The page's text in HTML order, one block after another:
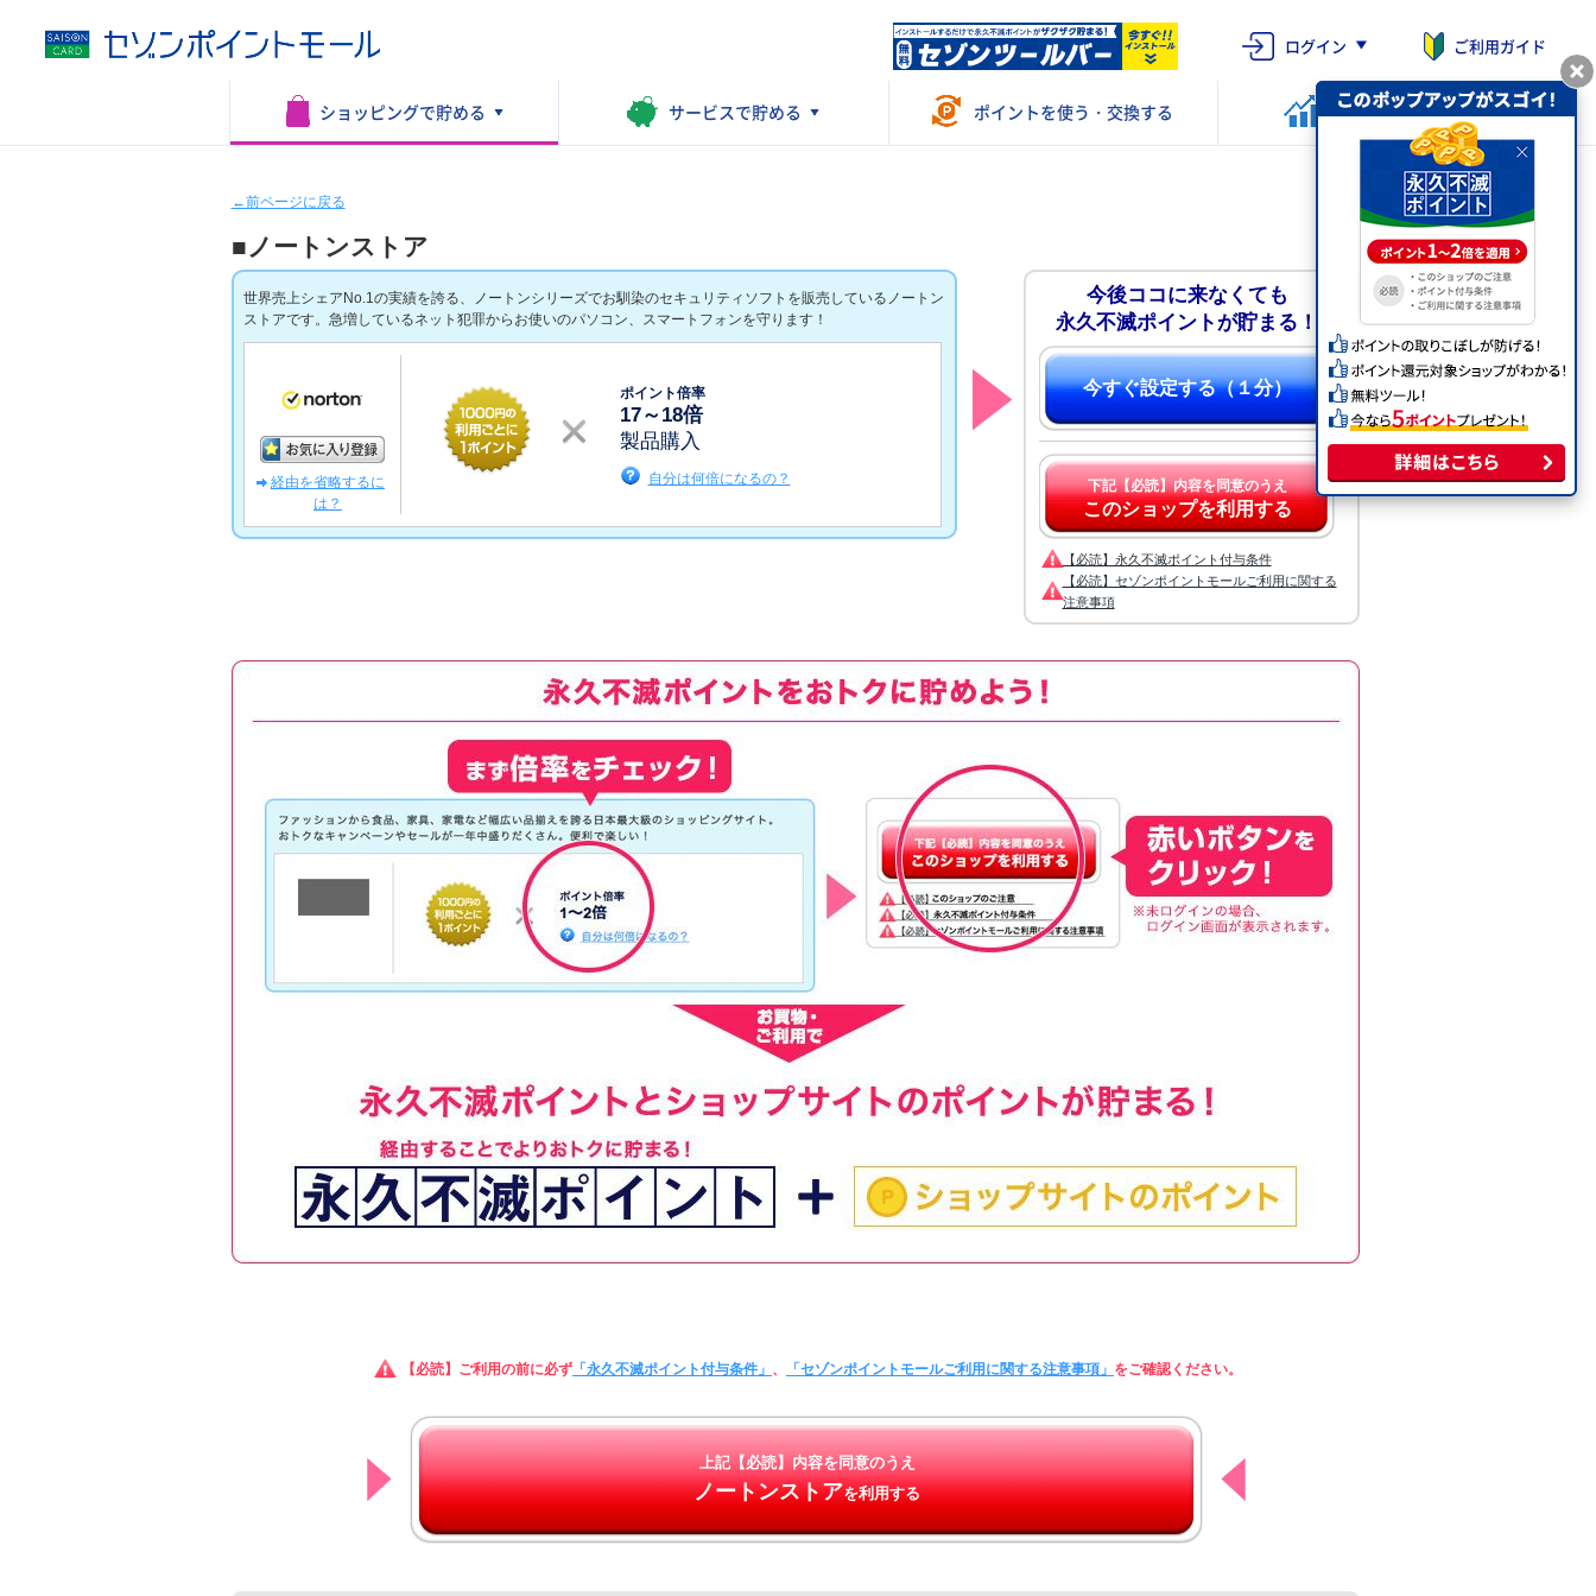
ログイン ご利用ガイド
ショッピングで貯める サービスで貯める ポイントを使う・交換する ポイントを運用する
←前ページに戻る
■ノートンストア
世界売上シェアNo.1の実績を誇る、ノートンシリーズでお馴染のセキュリティソフトを販売しているノートン
ストアです。急増しているネット犯罪からお使いのパソコン、スマートフォンを守ります！
経由を省略するに
は？
ポイント倍率
17～ 18倍
製品購入
自分は何倍になるの？
今後ココに来なくても
永久不滅ポイントが貯まる！
今すぐ設定する（１分）
下記【必読】内容を同意のうえ
このショップを利用する
【必読】永久不滅ポイント付与条件
【必読】セゾンポイントモールご利用に関する
注意事項
【必読】ご利用の前に必ず 「永久不滅ポイント付与条件」 、 「セゾンポイントモールご利用に関する注意事項」 をご確認ください。
上記【必読】内容を同意のうえ
ノートンストアを利用する